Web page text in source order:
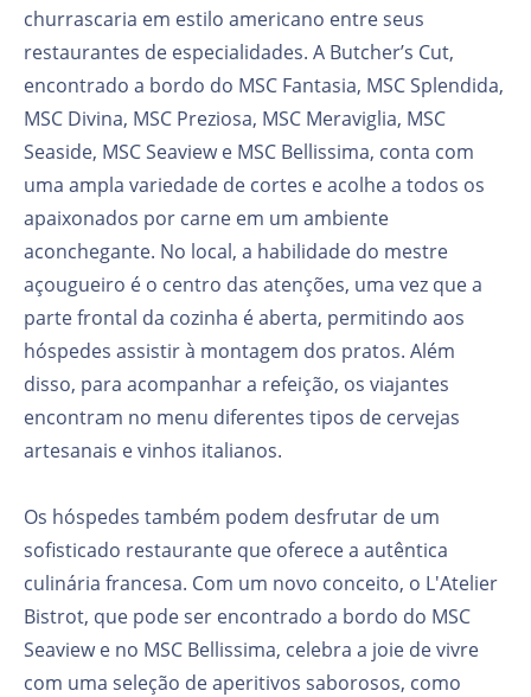
churrascaria em estilo americano entre seus
restaurantes de especialidades. A Butcher’s Cut,
encontrado a bordo do MSC Fantasia, MSC Splendida,
MSC Divina, MSC Preziosa, MSC Meraviglia, MSC
Seaside, MSC Seaview e MSC Bellissima, conta com
uma ampla variedade de cortes e acolhe a todos os
apaixonados por carne em um ambiente
aconchegante. No local, a habilidade do mestre
açougueiro é o centro das atenções, uma vez que a
parte frontal da cozinha é aberta, permitindo aos
hóspedes assistir à montagem dos pratos. Além
disso, para acompanhar a refeição, os viajantes
encontram no menu diferentes tipos de cervejas
artesanais e vinhos italianos.
Os hóspedes também podem desfrutar de um
sofisticado restaurante que oferece a autêntica
culinária francesa. Com um novo conceito, o L'Atelier
Bistrot, que pode ser encontrado a bordo do MSC
Seaview e no MSC Bellissima, celebra a joie de vivre
com uma seleção de aperitivos saborosos, como